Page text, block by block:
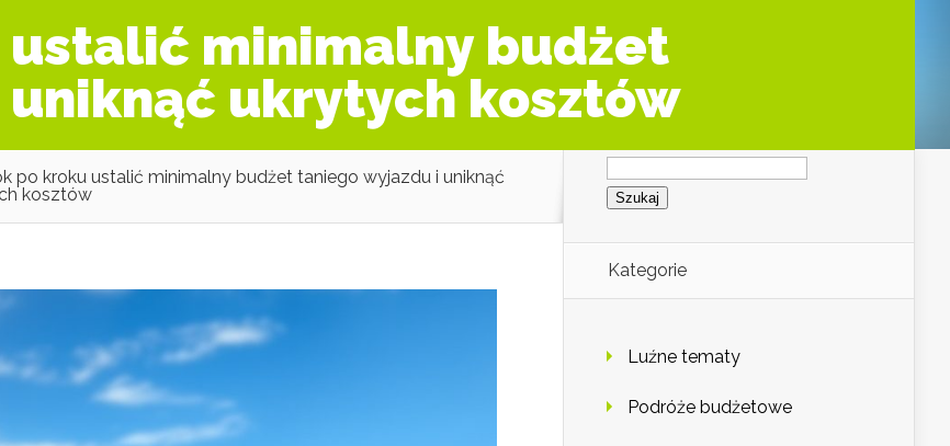
ustalić minimalny budżet
ukrytych kosztów
po kroku ustalić minimalny budżet taniego wyjazdu i uniknąć
kosztów
Szukaj:
Kategorie
Luźne tematy
Podróże budżetowe